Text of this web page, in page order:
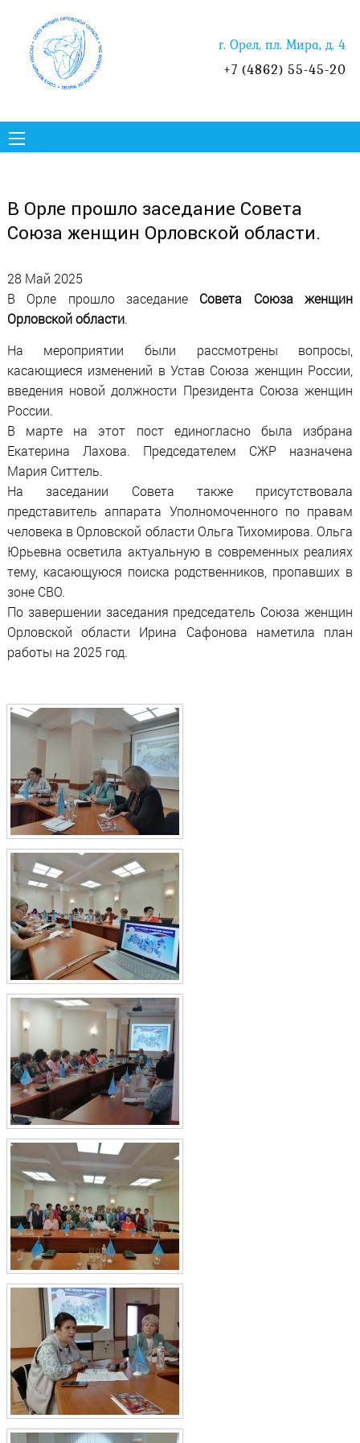
г. Орел, пл. Мира, д. 4
+7 (4862) 55-45-20
В Орле прошло заседание Совета
Союза женщин Орловской области.
28 Май 2025
В Орле прошло заседание Совета Союза женщин
Орловской области.
На мероприятии были рассмотрены вопросы,
касающиеся изменений в Устав Союза женщин России,
введения новой должности Президента Союза женщин
России.
В марте на этот пост единогласно была избрана
Екатерина Лахова. Председателем СЖР назначена
Мария Ситтель.
На заседании Совета также присутствовала
представитель аппарата Уполномоченного по правам
человека в Орловской области Ольга Тихомирова. Ольга
Юрьевна осветила актуальную в современных реалиях
тему, касающуюся поиска родственников, пропавших в
зоне СВО.
По завершении заседания председатель Союза женщин
Орловской области Ирина Сафонова наметила план
работы на 2025 год.